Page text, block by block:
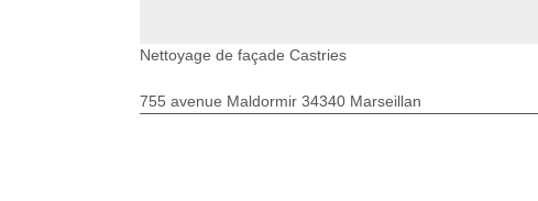
Nettoyage de façade Castries
755 avenue Maldormir 34340 Marseillan